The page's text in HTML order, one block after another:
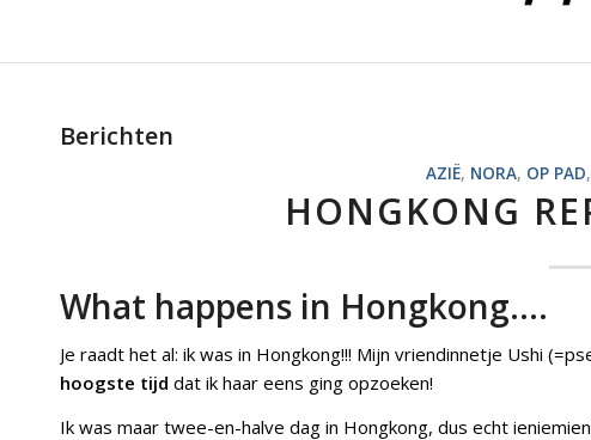
Berichten
AZIË, NORA, OP PAD,
HONGKONG
What happens in Hongkong….
Je raadt het al: ik was in Hongkong!!! Mijn vriendinnetje Ushi
hoogste tijd dat ik haar eens ging opzoeken!
Ik was maar twee-en-halve dag in Hongkong, dus echt